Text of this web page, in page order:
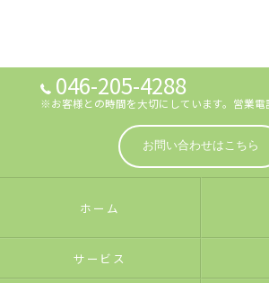
046-205-4288
※お客様との時間を大切にしています。営業電
お問い合わせはこちら
ホーム
サービス